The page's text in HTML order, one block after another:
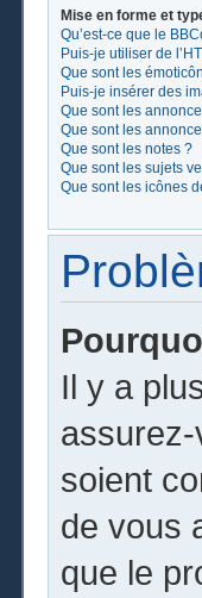
Mise en forme et
Qu’est-ce que le
Puis-je utiliser de
Que sont les
Puis-je insérer des
Que sont les
Que sont les
Que sont les notes ?
Que sont les sujets
Que sont les icônes
Il y a
soient
de vous
que le